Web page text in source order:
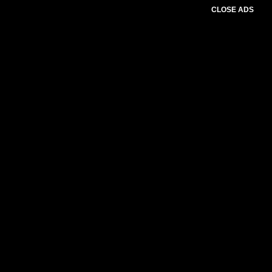
CLOSE ADS